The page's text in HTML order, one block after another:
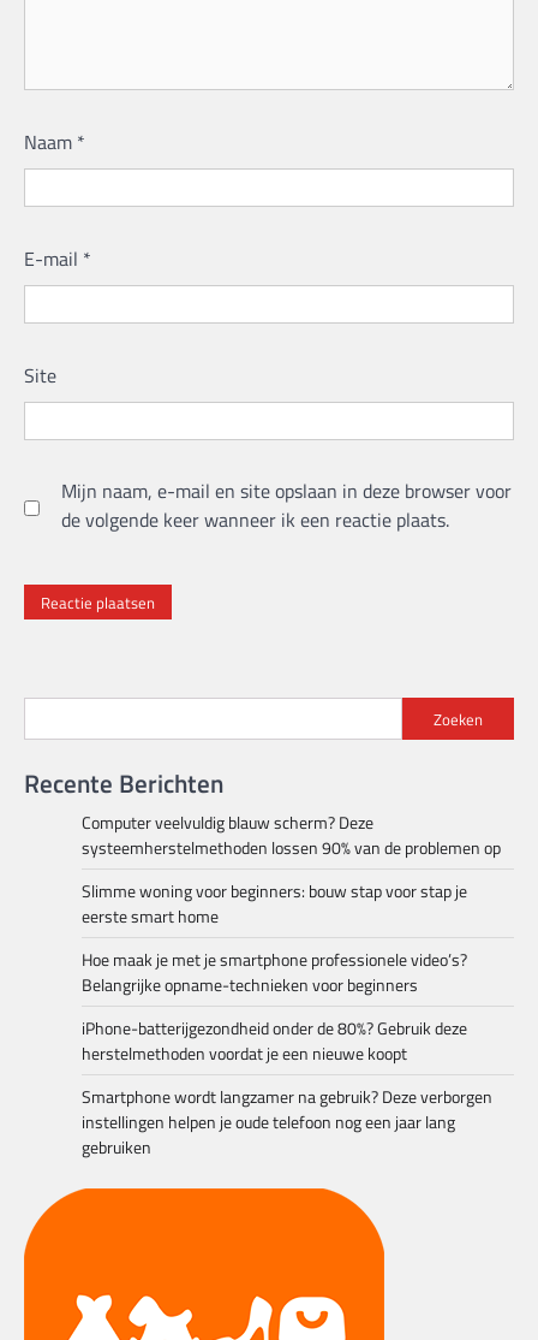
Naam *
E-mail *
Site
Mijn naam, e-mail en site opslaan in deze browser voor
de volgende keer wanneer ik een reactie plaats.
Zoeken
Recente Berichten
Computer veelvuldig blauw scherm? Deze
systeemherstelmethoden lossen 90% van de problemen op
Slimme woning voor beginners: bouw stap voor stap je
eerste smart home
Hoe maak je met je smartphone professionele video’s?
Belangrijke opname-technieken voor beginners
iPhone-batterijgezondheid onder de 80%? Gebruik deze
herstelmethoden voordat je een nieuwe koopt
Smartphone wordt langzamer na gebruik? Deze verborgen
instellingen helpen je oude telefoon nog een jaar lang
gebruiken